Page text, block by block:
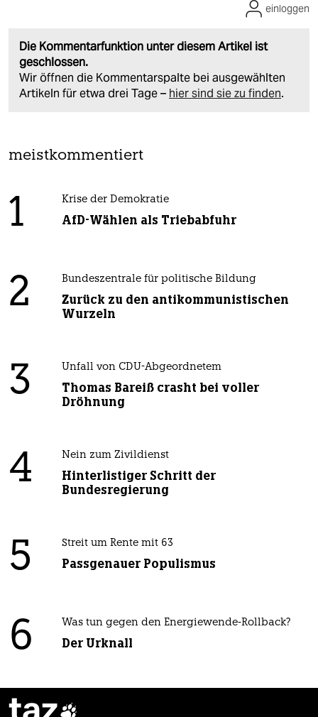
Die Kommentarfunktion unter diesem Artikel ist
geschlossen.
Wir öffnen die Kommentarspalte bei ausgewählten
Artikeln für etwa drei Tage – hier sind sie zu finden.
einloggen
meistkommentiert
1 Krise der Demokratie
AfD-Wählen als Triebabfuhr
2 Bundeszentrale für politische Bildung
Zurück zu den antikommunistischen
Wurzeln
3 Unfall von CDU-Abgeordnetem
Thomas Bareiß crasht bei voller
Dröhnung
4 Nein zum Zivildienst
Hinterlistiger Schritt der
Bundesregierung
5 Streit um Rente mit 63
Passgenauer Populismus
6 Was tun gegen den Energiewende-Rollback?
Der Urknall